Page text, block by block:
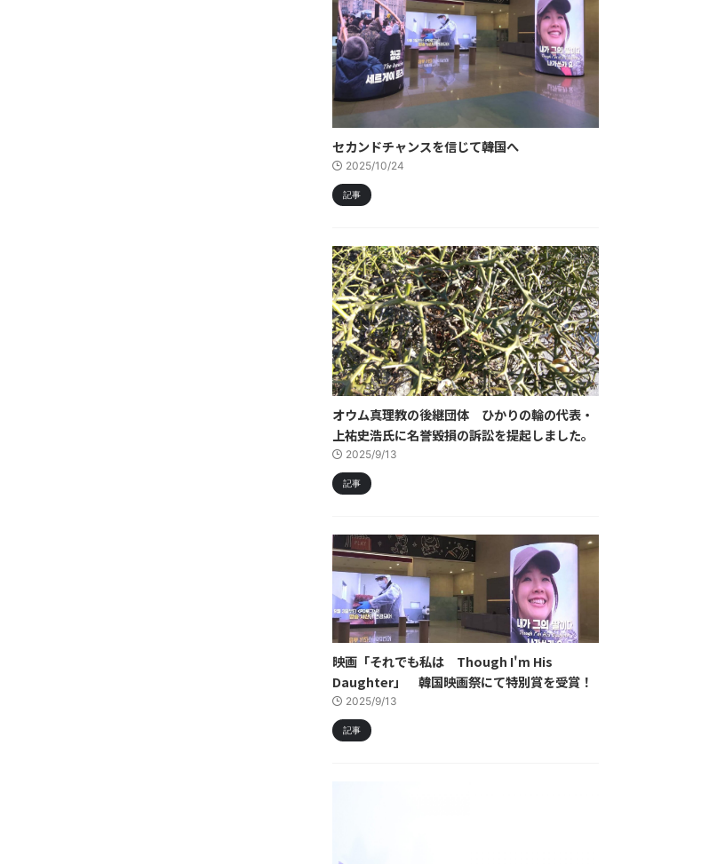
セカンドチャンスを信じて――韓国へ
2025/10/24
記事
オウム真理教の後継団体 ひかりの輪の代表・
上祐史浩氏に名誉毀損の訴訟を提起しました。
2025/9/13
記事
映画「それでも私は Though I'm His
Daughter」 韓国映画祭にて特別賞を受賞！
2025/9/13
記事